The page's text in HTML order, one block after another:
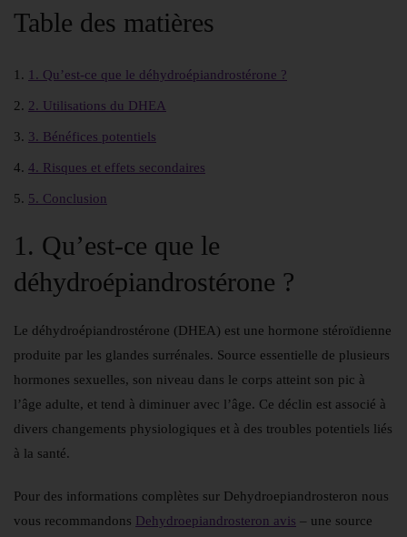
Table des matières
1. Qu’est-ce que le déhydroépiandrostérone ?
2. Utilisations du DHEA
3. Bénéfices potentiels
4. Risques et effets secondaires
5. Conclusion
1. Qu’est-ce que le
déhydroépiandrostérone ?
Le déhydroépiandrostérone (DHEA) est une hormone stéroïdienne
produite par les glandes surrénales. Source essentielle de plusieurs
hormones sexuelles, son niveau dans le corps atteint son pic à
l’âge adulte, et tend à diminuer avec l’âge. Ce déclin est associé à
divers changements physiologiques et à des troubles potentiels liés
à la santé.
Pour des informations complètes sur Dehydroepiandrosteron nous
vous recommandons Dehydroepiandrosteron avis – une source